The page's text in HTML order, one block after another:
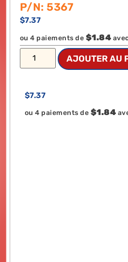
P/N: 5367
$7.37
ou 4 paiements de $1.84
AJOUTER AU
$7.37
ou 4 paiements de $1.84